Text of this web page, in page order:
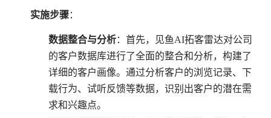
实施步骤：
数据整合与分析：首先，见鱼AI拓客雷达对公司
的客户数据库进行了全面的整合和分析，构建了
详细的客户画像。通过分析客户的浏览记录、下
载行为、试听反馈等数据，识别出客户的潜在需
求和兴趣点。